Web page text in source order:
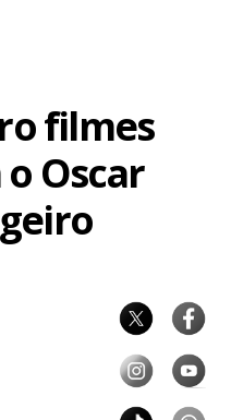
filmes
Oscar